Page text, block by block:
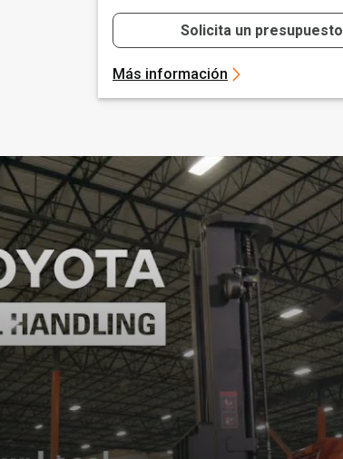
Solicita un presupuesto
Más información